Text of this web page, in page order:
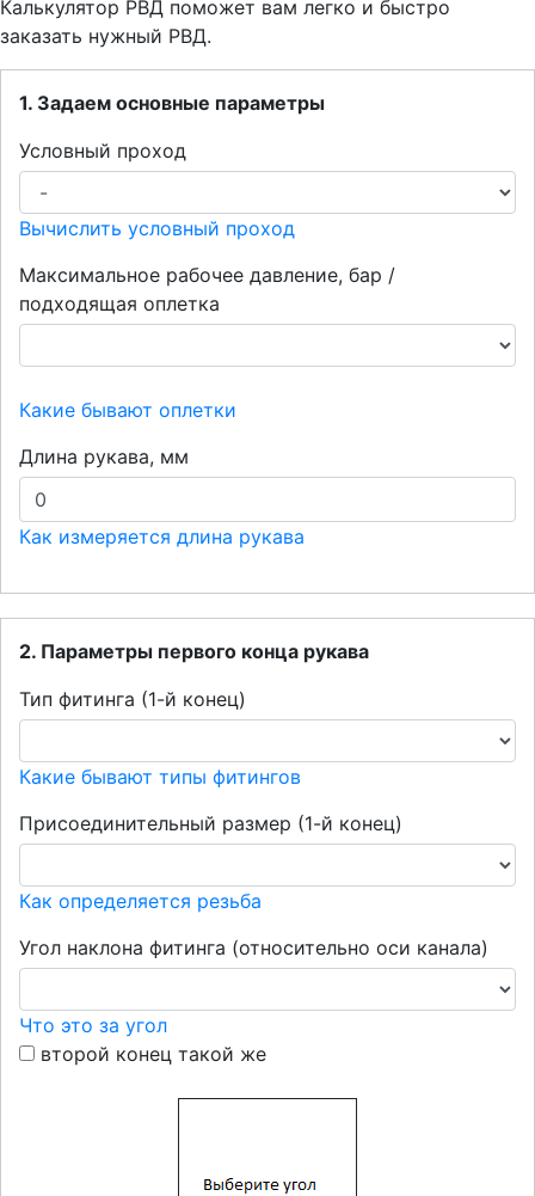
Калькулятор РВД поможет вам легко и быстро
заказать нужный РВД.
1. Задаем основные параметры
Условный проход
Вычислить условный проход
Максимальное рабочее давление, бар /
подходящая оплетка
Какие бывают оплетки
Длина рукава, мм
Как измеряется длина рукава
2. Параметры первого конца рукава
Тип фитинга (1-й конец)
Какие бывают типы фитингов
Присоединительный размер (1-й конец)
Как определяется резьба
Угол наклона фитинга (относительно оси канала)
Что это за угол
второй конец такой же